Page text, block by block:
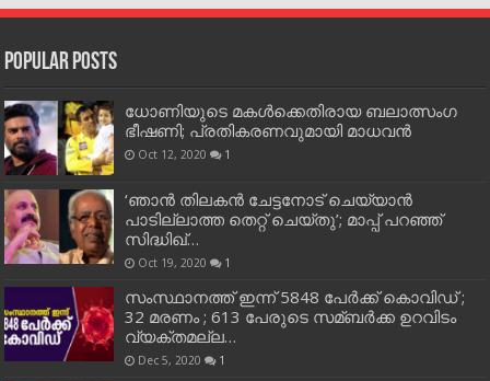
Popular Posts
ധോണിയുടെ മകള്‍ക്കെതിരായ ബലാത്സംഗ
ഭീഷണി; പ്രതികരണവുമായി മാധവന്‍
Oct 12, 2020 1
‘ഞാന്‍ തിലകന്‍ ചേട്ടനോട് ചെയ്യാന്‍
പാടില്ലാത്ത തെറ്റ് ചെയ്തു’; മാപ്പ് പറഞ്ഞ്
സിദ്ധിഖ്…
Oct 19, 2020 1
സംസ്ഥാനത്ത് ഇന്ന് 5848 പേര്‍ക്ക് കൊവി‌ഡ് ;
32 മരണം ; 613 പേരുടെ സമ്ബര്‍ക്ക ഉറവിടം
വ്യക്തമല്ല…
Dec 5, 2020 1